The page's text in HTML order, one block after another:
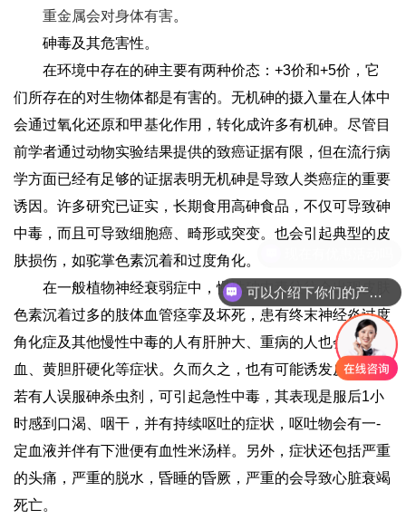
重金属会对身体有害。
砷毒及其危害性。
在环境中存在的砷主要有两种价态：+3价和+5价，它
们所存在的对生物体都是有害的。无机砷的摄入量在人体中
会通过氧化还原和甲基化作用，转化成许多有机砷。尽管目
前学者通过动物实验结果提供的致癌证据有限，但在流行病
学方面已经有足够的证据表明无机砷是导致人类癌症的重要
诱因。许多研究已证实，长期食用高砷食品，不仅可导致砷
中毒，而且可导致细胞癌、畸形或突变。也会引起典型的皮
肤损伤，如驼掌色素沉着和过度角化。
在一般植物神经衰弱症中，慢性砷中毒往往会出现皮肤
色素沉着过多的肢体血管痉挛及坏死，患有终末神经炎过度
角化症及其他慢性中毒的人有肝肿大、重病的人也会出现贫
血、黄胆肝硬化等症状。久而久之，也有可能诱发皮肤癌。
若有人误服砷杀虫剂，可引起急性中毒，其表现是服后1小
时感到口渴、咽干，并有持续呕吐的症状，呕吐物会有一-
定血液并伴有下泄便有血性米汤样。另外，症状还包括严重
的头痛，严重的脱水，昏睡的昏厥，严重的会导致心脏衰竭
死亡。
可以介绍下你们的产品么